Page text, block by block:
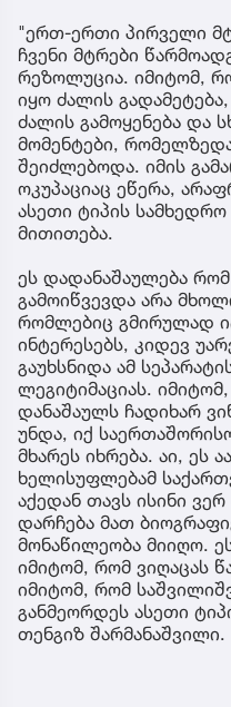
"ერთ-ერთი პირველი
ჩვენი მტრები
რეზოლუცია. იმიტომ,
იყო ძალის
ძალის გამოყენება და
მომენტები,
შეიძლებოდა. იმის
ოკუპაციაც ეწერა,
ასეთი ტიპის
მითითება.
ეს დადანაშაულება
გამოიწვევდა არა
რომლებიც გმირულად
ინტერესებს, კიდევ
გაუხსნიდა ამ
ლეგიტიმაციას.
დანაშაულს ჩადიხარ
უნდა, იქ
მხარეს იხრება. აი, ეს
ხელისუფლებამ
აქედან თავს ისინი
დარჩება მათ
მონაწილეობა მიიღო.
იმიტომ, რომ ვიღაცას
იმიტომ, რომ
განმეორდეს ასეთი
თენგიზ შარმანაშვილი.